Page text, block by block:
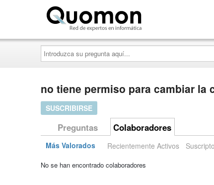
Introduzca
su
pregunta
aquí...
no tiene permiso para cambiar la
SUSCRIBIRSE
Preguntas Colaboradores
Más Valorados Recientemente Activos
No se han encontrado colaboradores